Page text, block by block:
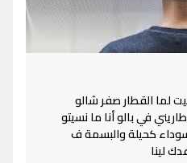
لما القطار صفر شالو
في بالو أنا ما نسيتو
كحيلة والبسمة ف
لينا